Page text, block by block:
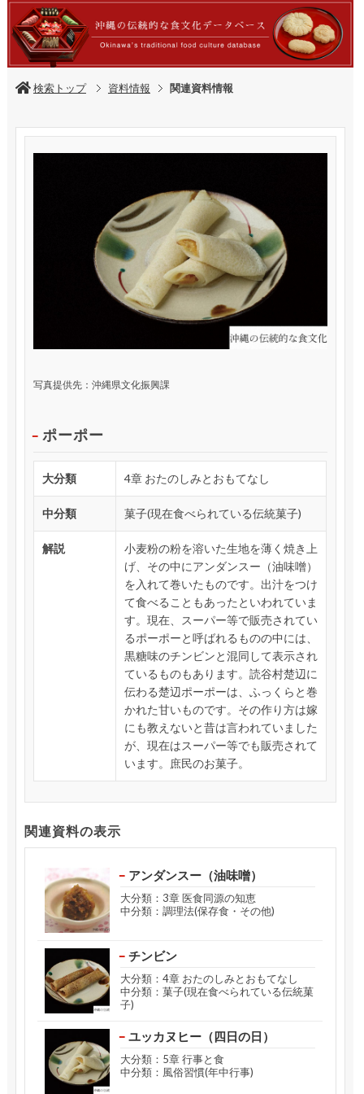
検索トップ 資料情報 関連資料情報
写真提供先：沖縄県文化振興課
ポーポー
大分類 4章 おたのしみとおもてなし
中分類 菓子(現在食べられている伝統菓子)
解説
小麦粉の粉を溶いた生地を薄く焼き上
げ、その中にアンダンスー（油味噌）
を入れて巻いたものです。出汁をつけ
て食べることもあったといわれていま
す。現在、スーパー等で販売されてい
るポーポーと呼ばれるものの中には、
黒糖味のチンビンと混同して表示され
ているものもあります。読谷村楚辺に
伝わる楚辺ポーポーは、ふっくらと巻
かれた甘いものです。その作り方は嫁
にも教えないと昔は言われていました
が、現在はスーパー等でも販売されて
います。庶民のお菓子。
関連資料の表示
アンダンスー（油味噌）
大分類：3章 医食同源の知恵
中分類：調理法(保存食・その他)
チンビン
大分類：4章 おたのしみとおもてなし
中分類：菓子(現在食べられている伝統菓
子)
ユッカヌヒー（四日の日）
大分類：5章 行事と食
中分類：風俗習慣(年中行事)